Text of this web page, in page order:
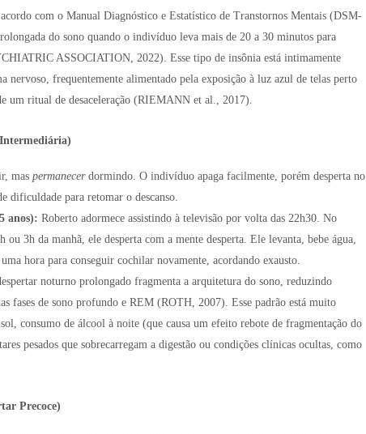
com o Manual Diagnóstico e Estatístico de Transtornos Mentais (DSM-
do sono quando o indivíduo leva mais de 20 a 30 minutos para
ASSOCIATION, 2022). Esse tipo de insônia está intimamente
nervoso, frequentemente alimentado pela exposição à luz azul de telas perto
um ritual de desaceleração (RIEMANN et al., 2017).
mas permanecerdormindo. O indivíduo apaga facilmente, porém desperta no
dificuldade para retomar o descanso.
anos): Roberto adormece assistindo à televisão por volta das 22h30. No
ou 3h da manhã, ele desperta com a mente desperta. Ele levanta, bebe água,
hora para conseguir cochilar novamente, acordando exausto.
noturno prolongado fragmenta a arquitetura do sono, reduzindo
fases de sono profundo e REM (ROTH, 2007). Esse padrão está muito
consumo de álcool à noite (que causa um efeito rebote de fragmentação do
pesados que sobrecarregam a digestão ou condições clínicas ocultas, como
Precoce)